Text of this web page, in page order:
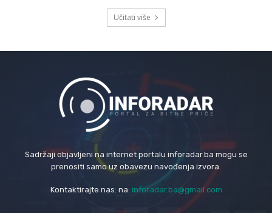
Učitati više
Sadržaji objavljeni na internet portalu inforadar.ba mogu se
prenositi samo uz obavezu navođenja izvora.
Kontaktirajte nas: na: inforadar.ba@gmail.com